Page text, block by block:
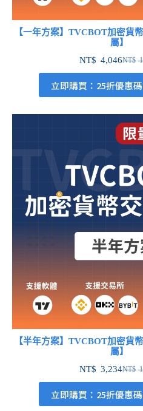
【一年方案】TVCBOT加密貨
屬】
NT$
NT$ 4,046
立即購買：25折優惠
【半年方案】TVCBOT加密貨
屬】
NT$
NT$ 3,234
立即購買：25折優惠